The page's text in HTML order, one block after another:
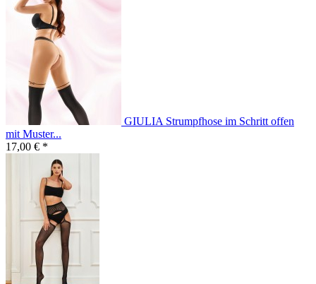
GIULIA Strumpfhose im Schritt offen
mit Muster...
17,00 € *